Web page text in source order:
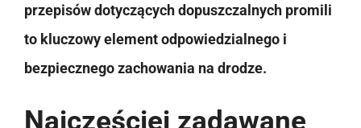
przepisów dotyczących dopuszczalnych promili
to kluczowy element odpowiedzialnego i
bezpiecznego zachowania na drodze.
Najczęściej zadawane